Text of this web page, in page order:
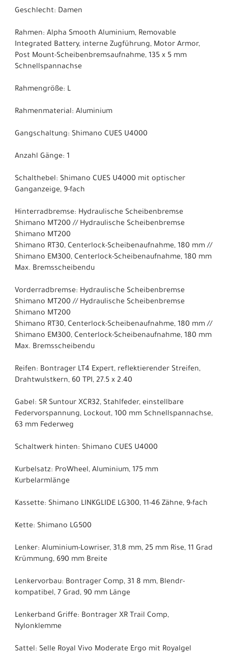
Geschlecht: Damen
Rahmen: Alpha Smooth Aluminium, Removable
Integrated Battery, interne Zugführung, Motor Armor,
Post Mount-Scheibenbremsaufnahme, 135 x 5 mm
Schnellspannachse
Rahmengröße: L
Rahmenmaterial: Aluminium
Gangschaltung: Shimano CUES U4000
Anzahl Gänge: 1
Schalthebel: Shimano CUES U4000 mit optischer
Ganganzeige, 9-fach
Hinterradbremse: Hydraulische Scheibenbremse
Shimano MT200 // Hydraulische Scheibenbremse
Shimano MT200
Shimano RT30, Centerlock-Scheibenaufnahme, 180 mm //
Shimano EM300, Centerlock-Scheibenaufnahme, 180 mm
Max. Bremsscheibendu
Vorderradbremse: Hydraulische Scheibenbremse
Shimano MT200 // Hydraulische Scheibenbremse
Shimano MT200
Shimano RT30, Centerlock-Scheibenaufnahme, 180 mm //
Shimano EM300, Centerlock-Scheibenaufnahme, 180 mm
Max. Bremsscheibendu
Reifen: Bontrager LT4 Expert, reflektierender Streifen,
Drahtwulstkern, 60 TPI, 27.5 x 2.40
Gabel: SR Suntour XCR32, Stahlfeder, einstellbare
Federvorspannung, Lockout, 100 mm Schnellspannachse,
63 mm Federweg
Schaltwerk hinten: Shimano CUES U4000
Kurbelsatz: ProWheel, Aluminium, 175 mm
Kurbelarmlänge
Kassette: Shimano LINKGLIDE LG300, 11-46 Zähne, 9-fach
Kette: Shimano LG500
Lenker: Aluminium-Lowriser, 31,8 mm, 25 mm Rise, 11 Grad
Krümmung, 690 mm Breite
Lenkervorbau: Bontrager Comp, 31 8 mm, Blendr-
kompatibel, 7 Grad, 90 mm Länge
Lenkerband Griffe: Bontrager XR Trail Comp,
Nylonklemme
Sattel: Selle Royal Vivo Moderate Ergo mit Royalgel